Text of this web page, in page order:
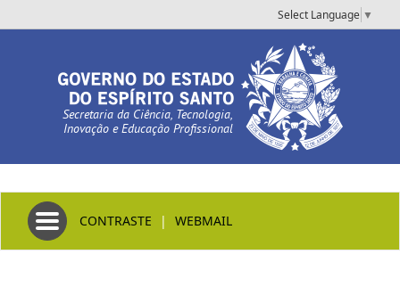
Select Language ▼
Secretaria da Ciência, Tecnologia,
Inovação e Educação Profissional
Toggle navigation
CONTRASTE | WEBMAIL